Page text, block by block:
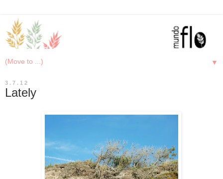
▼
3.7.12
Lately